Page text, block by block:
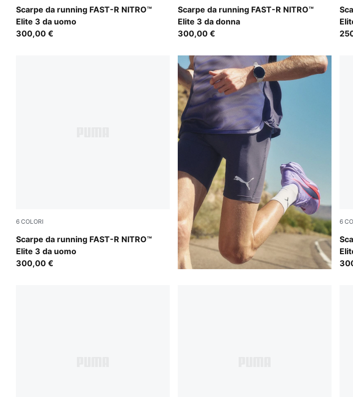
Scarpe da running FAST-R NITRO™
Elite 3 da uomo
PUMA Black-Ultra Red
300,00 €
Scarpe da running FAST-R NITRO™
Elite 3 da donna
PUMA Black-Light Lavender
300,00 €
6 COLORI
Scarpe da running FAST-R NITRO™
Elite 3 da uomo
Light Lavender-Ultra Red
300,00 €
6